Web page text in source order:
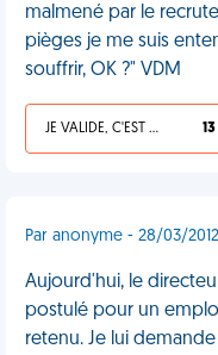
malmené par le
pièges je me suis
souffrir, OK ?" VDM
JE VALIDE, C'EST UNE VDM
Par anonyme - 28/03/
Aujourd'hui, le
postulé pour un
retenu. Je lui